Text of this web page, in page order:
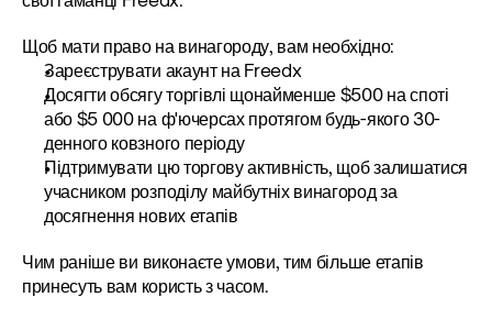
Щоб мати право на винагороду, вам необхідно:
Зареєструвати акаунт на Freedx
Досягти обсягу торгівлі щонайменше $500 на споті
або $5 000 на ф'ючерсах протягом будь-якого 30-
денного ковзного періоду
Підтримувати цю торгову активність, щоб залишатися
учасником розподілу майбутніх винагород за
досягнення нових етапів
Чим раніше ви виконаєте умови, тим більше етапів
принесуть вам користь з часом.